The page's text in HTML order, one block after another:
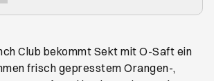
Club bekommt Sekt mit O-Saft ein
frisch gepresstem Orangen-,